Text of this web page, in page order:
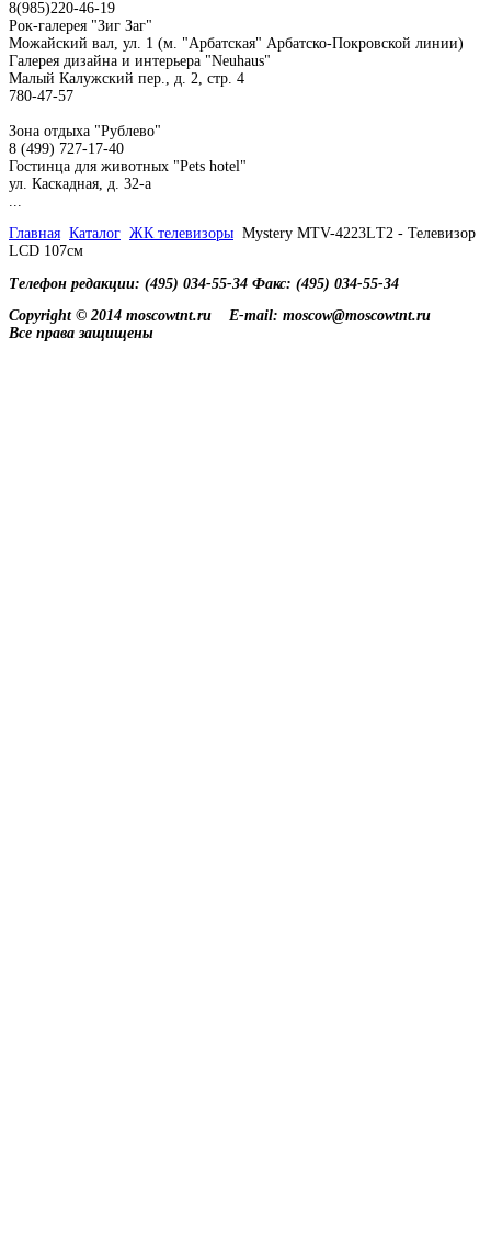
8(985)220-46-19
Рок-галерея "Зиг Заг"
Можайский вал, ул. 1 (м. "Арбатская" Арбатско-Покровской линии)
Галерея дизайна и интерьера "Neuhaus"
Малый Калужский пер., д. 2, стр. 4
780-47-57
Зона отдыха "Рублево"
8 (499) 727-17-40
Гостинца для животных "Рets hotel"
ул. Каскадная, д. 32-а
Главная Каталог ЖК телевизоры Mystery MTV-4223LТ2 - Телевизор
LCD 107см
Телефон редакции: (495) 034-55-34 Факс: (495) 034-55-34
Copyright © 2014 moscowtnt.ru
E-mail: moscow@moscowtnt.ru
Все права защищены